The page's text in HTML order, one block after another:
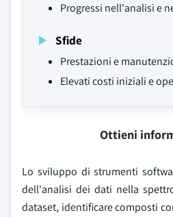
Progressi nell'analisi e
Sfide
Prestazioni e
Elevati costi iniziali e
Ottieni
Lo sviluppo di strumenti
dell'analisi dei dati nella
dataset, identificare composti